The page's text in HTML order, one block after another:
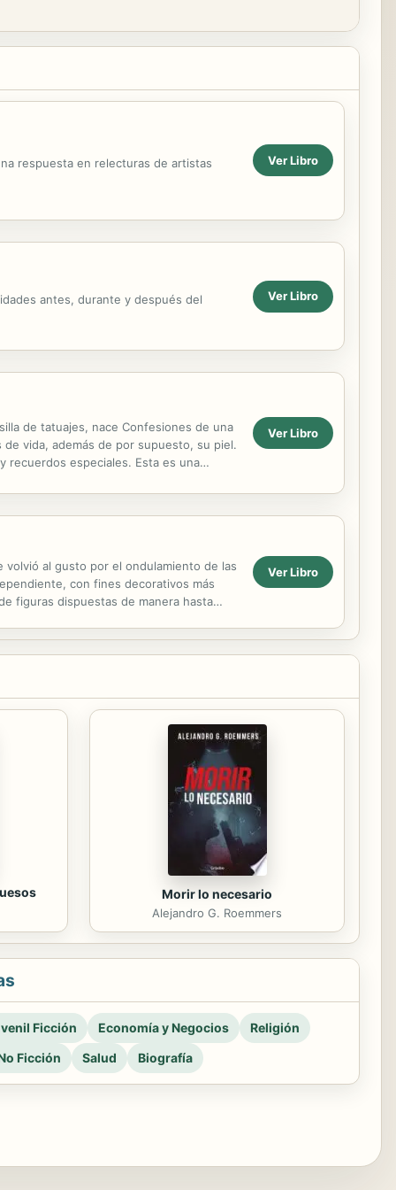
respuesta en relecturas de artistas Ver Libro
antes, durante y después del Ver Libro
de tatuajes, nace Confesiones de una
vida, además de por supuesto, su piel.
recuerdos especiales. Esta es una
Ver Libro
al gusto por el ondulamiento de las
con fines decorativos más
figuras dispuestas de manera hasta
Ver Libro
Morir lo necesario
Alejandro G. Roemmers
Ficción Economía y Negocios
Religión
Ficción
Salud Biografía